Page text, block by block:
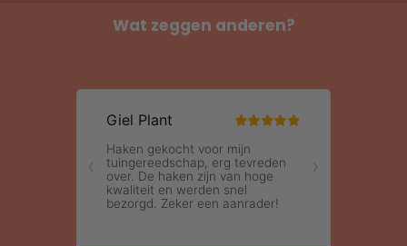
Wat zeggen anderen?